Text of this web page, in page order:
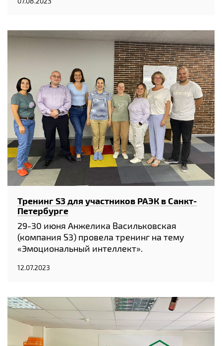
Тренинг S3 для участников РАЭК в Санкт-
Петербурге
29-30 июня Анжелика Васильковская
(компания S3) провела тренинг на тему
«Эмоциональный интеллект».
12.07.2023